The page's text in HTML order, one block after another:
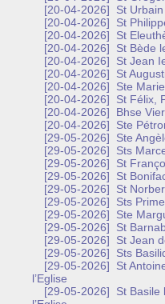
[20-04-2026]
St
[20-04-2026]
St
[20-04-2026]
St
[20-04-2026]
St Bède
[20-04-2026]
St Jean
[20-04-2026]
St
[20-04-2026]
Ste
[20-04-2026]
St Félix,
[20-04-2026]
Bhse
[20-04-2026]
Ste
[29-05-2026]
Ste
[29-05-2026]
Sts
[29-05-2026]
St
[29-05-2026]
St
[29-05-2026]
St
[29-05-2026]
Sts
[29-05-2026]
Ste
[29-05-2026]
St
[29-05-2026]
St Jean
[29-05-2026]
Sts
[29-05-2026]
St
l’Eglise
[29-05-2026]
St Basile